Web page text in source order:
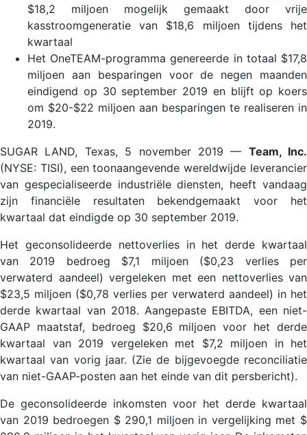
$18,2 miljoen mogelijk gemaakt door vrije
kasstroomgeneratie van $18,6 miljoen tijdens het
kwartaal
Het OneTEAM-programma genereerde in totaal $17,8
miljoen aan besparingen voor de negen maanden
eindigend op 30 september 2019 en blijft op koers
om $20-$22 miljoen aan besparingen te realiseren in
2019.
SUGAR LAND, Texas, 5 november 2019 — Team, Inc.
(NYSE: TISI), een toonaangevende wereldwijde leverancier
van gespecialiseerde industriële diensten, heeft vandaag
zijn financiële resultaten bekendgemaakt voor het
kwartaal dat eindigde op 30 september 2019.
Het geconsolideerde nettoverlies in het derde kwartaal
van 2019 bedroeg $7,1 miljoen ($0,23 verlies per
verwaterd aandeel) vergeleken met een nettoverlies van
$23,5 miljoen ($0,78 verlies per verwaterd aandeel) in het
derde kwartaal van 2018. Aangepaste EBITDA, een niet-
GAAP maatstaf, bedroeg $20,6 miljoen voor het derde
kwartaal van 2019 vergeleken met $7,2 miljoen in het
kwartaal van vorig jaar. (Zie de bijgevoegde reconciliatie
van niet-GAAP-posten aan het einde van dit persbericht).
De geconsolideerde inkomsten voor het derde kwartaal
van 2019 bedroegen $ 290,1 miljoen in vergelijking met $